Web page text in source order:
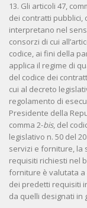
13. Gli articoli 47,
dei contratti pubblici,
interpretano nel
consorzi di cui
codice, ai fini della
applica il regime di
del codice dei
cui al decreto
regolamento di
Presidente della
comma 2-bis, del
legislativo n. 50 del
servizi e forniture, la
requisiti richiesti nel
forniture è valutata
dei predetti requisiti
da quelli designati in